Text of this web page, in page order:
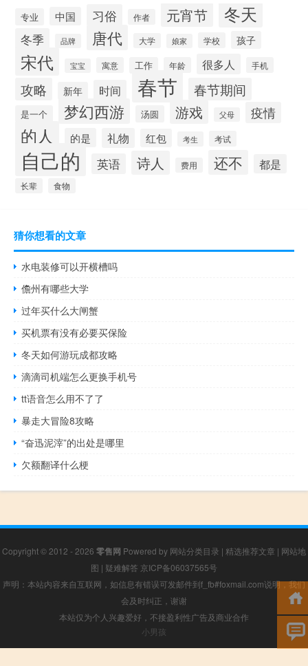
专业 中国 习俗 作者 元宵节 冬天
冬季 品牌 唐代 大学 娘家 学校 孩子
宋代 宝宝 寓意 工作 年龄 很多人 手机
攻略 新年 时间 春节 春节期间
是一个 梦幻西游 汤圆 游戏 父母 疫情
的人 的是 礼物 红包 考生 考试
自己的 英语 诗人 费用 还不 都是
长辈 食物
猜你想看的文章
水电装修可以开横槽吗
儋州有哪些大学
过年买什么大闸蟹
买机票有没有必要买保险
冬天如何游玩成都攻略
滴滴司机端怎么更换手机号
tt语音怎么用不了了
暴走大冒险8攻略
“奋迅泥滓”的出处是哪里
欠额翻译什么梗
Copyright © 2012 - 2026 零售网 Powered by 网站分类目录 | 精选推荐文章 | 网站地
图 | 疑难解答 京ICP备06037565号
声明：本站内容来自互联网，如信息有错误可发邮件到f_fb#foxmail.com说明，我们
会及时纠正，谢谢
本站仅为个人兴趣爱好，不接盈利性广告及商业合作
小男孩